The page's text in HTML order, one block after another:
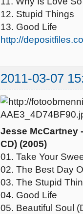
12. Stupid Things
13. Good Life
http://
2011-03-07
Jesse McCartney
CD) (2005)
01. Take Your
02. The Best Day
03. The Stupid
04. Good Life
05. Beautiful Soul